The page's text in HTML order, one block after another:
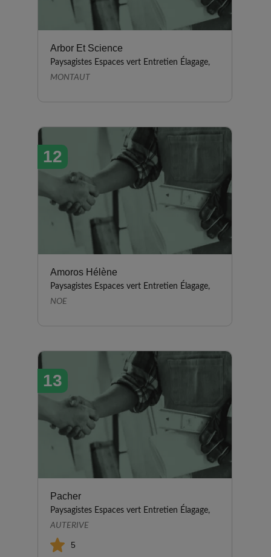
Arbor Et Science
Paysagistes Espaces vert Entretien Élagage,
MONTAUT
12
Amoros Hélène
Paysagistes Espaces vert Entretien Élagage,
NOE
13
Pacher
Paysagistes Espaces vert Entretien Élagage,
AUTERIVE
5